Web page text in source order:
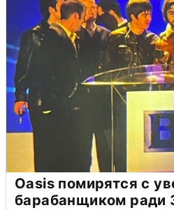
Oasis помирятся с
барабанщиком ради